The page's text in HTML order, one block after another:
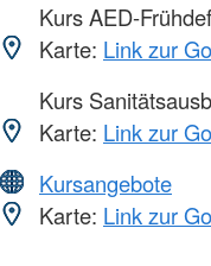
Kurs AED-
Karte: Link zur
Kurs
Karte: Link zur
Kursangebote
Karte: Link zur